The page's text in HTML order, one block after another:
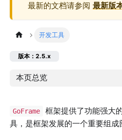
最新的文档请参阅 最新版
开发工具
版本：2.5.x
本页总览
GoFrame 框架提供了功能强大
具，是框架发展的一个重要组成